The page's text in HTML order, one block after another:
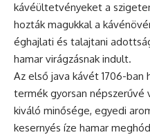
kávéültetvényeket a
hozták magukkal a
éghajlati és talajtani
hamar virágzásnak indult.
Az első java kávét 1706-ban
termék gyorsan népszerűvé
kiváló minősége, egyedi
kesernyés íze hamar